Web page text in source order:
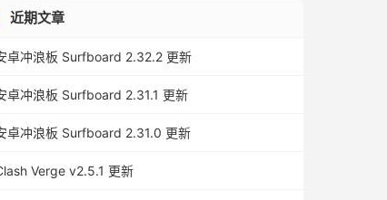
近期文章
卓冲浪板 Surfboard 2.32.2 更新
卓冲浪板 Surfboard 2.31.1 更新
卓冲浪板 Surfboard 2.31.0 更新
Verge v2.5.1 更新